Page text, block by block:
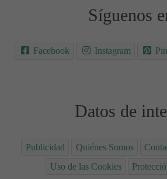
Síguenos
Facebook Instagram
Datos de
Publicidad Quiénes Somos
Uso de las Cookies